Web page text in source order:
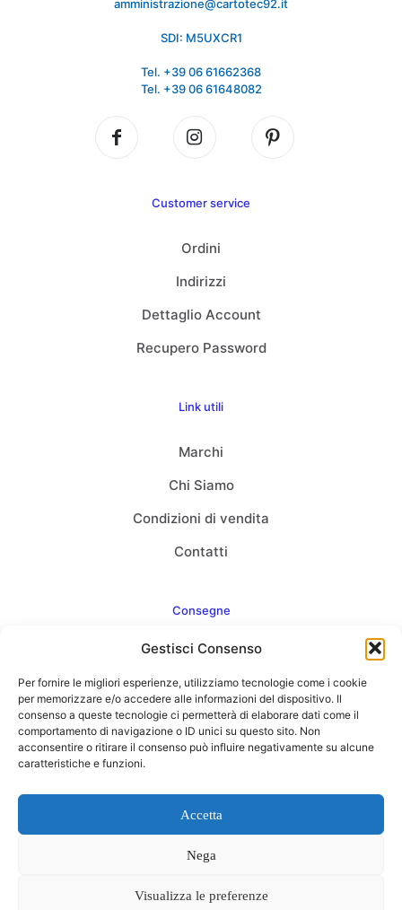
Gestisci Consenso
Per fornire le migliori esperienze, utilizziamo tecnologie come i cookie
per memorizzare e/o accedere alle informazioni del dispositivo. Il
consenso a queste tecnologie ci permetterà di elaborare dati come il
comportamento di navigazione o ID unici su questo sito. Non
acconsentire o ritirare il consenso può influire negativamente su alcune
caratteristiche e funzioni.
Accetta
Nega
Visualizza le preferenze
amministrazione@cartotec92.it
SDI: M5UXCR1
Tel. +39 06 61662368
Tel. +39 06 61648082
Customer service
Ordini
Indirizzi
Dettaglio Account
Recupero Password
Link utili
Marchi
Chi Siamo
Condizioni di vendita
Contatti
Consegne
Come consegnamo
FAQ